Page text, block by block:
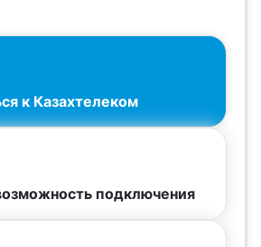
к Казахтелеком
подключения